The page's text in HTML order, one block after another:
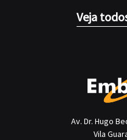
Veja
Av. Dr. Hugo
Vila